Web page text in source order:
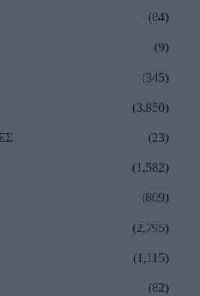
(84)
(9)
(345)
(3,850)
(23)
(1,582)
(809)
(2,795)
(1,115)
(82)